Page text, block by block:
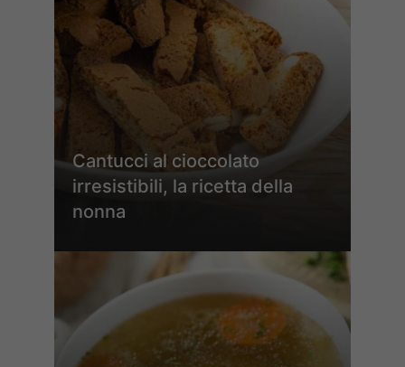
Cantucci al cioccolato
irresistibili, la ricetta della
nonna